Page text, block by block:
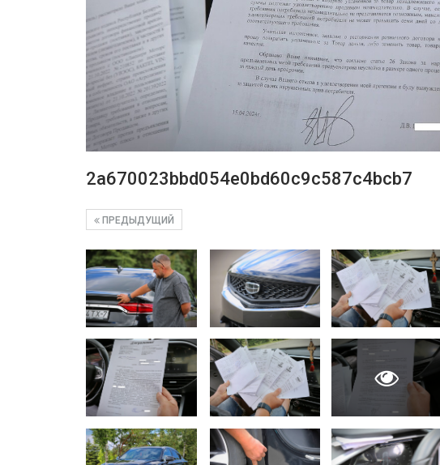
2a670023bbd054e0bd60c9c587c4bcb7
ПРЕДЫДУЩИЙ